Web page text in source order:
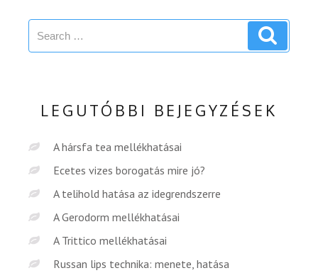
Search
for:
LEGUTÓBBI BEJEGYZÉSEK
A hársfa tea mellékhatásai
Ecetes vizes borogatás mire jó?
A telihold hatása az idegrendszerre
A Gerodorm mellékhatásai
A Trittico mellékhatásai
Russan lips technika: menete, hatása